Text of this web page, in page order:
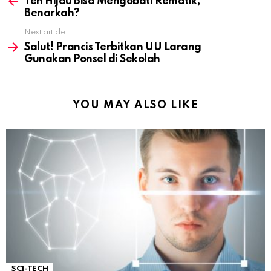
Benarkah?
Next article
Salut! Prancis Terbitkan UU Larang
Gunakan Ponsel di Sekolah
YOU MAY ALSO LIKE
SCI-TECH